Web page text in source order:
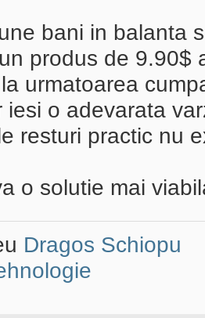
bani in balanta
produs de 9.90$
urmatoarea
iesi o adevarata
resturi practic nu
o solutie mai
Dragos Schiopu